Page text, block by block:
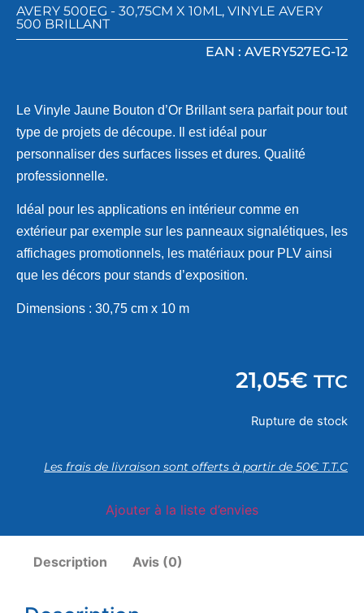
AVERY 500EG - 30,75CM X 10ML , VINYLE AVERY
500 BRILLANT
EAN : AVERY527EG-12
Le Vinyle Jaune Bouton d’Or Brillant sera parfait pour tout
type de projets de découpe. Il est idéal pour
personnaliser des surfaces lisses et dures. Qualité
professionnelle.
Idéal pour les applications en intérieur comme en
extérieur par exemple sur les panneaux signalétiques, les
affichages promotionnels, les matériaux pour PLV ainsi
que les décors pour stands d’exposition.
Dimensions : 30,75 cm x 10 m
21,05€ TTC
Rupture de stock
Les frais de livraison sont offerts à partir de 50€ T.T.C
Ajouter à la liste d’envies
Description Avis (0)